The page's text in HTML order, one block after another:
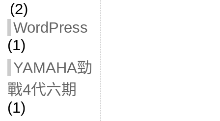
(2)
WordPress
(1)
YAMAHA勁
戰4代六期
(1)